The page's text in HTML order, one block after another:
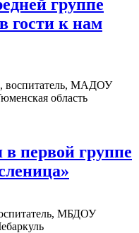
группе
гости к нам
воспитатель, МАДОУ
область
в первой группе
МБДОУ